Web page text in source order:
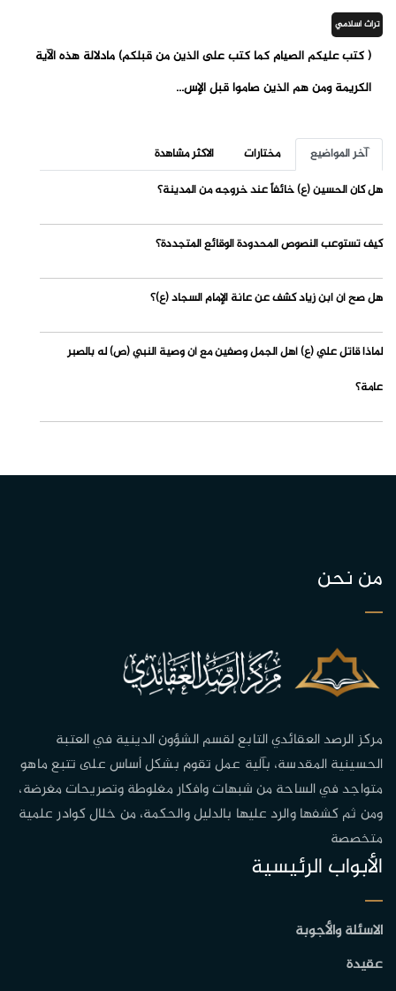
تراث اسلامي
( كتب عليكم الصيام كما كتب على الذين من قبلكم) مادلالة هذه الآية
الكريمة ومن هم الذين صاموا قبل الإس...
آخر المواضيع مختارات
الاكثر مشاهدة
هل كان الحسين (ع) خائفاً عند خروجه من المدينة؟
كيف تستوعب النصوص المحدودة الوقائع المتجددة؟
هل صح أن ابن زياد كشف عن عانة الإمام السجاد (ع)؟
لماذا قاتل علي (ع) أهل الجمل وصفين مع أن وصية النبي (ص) له بالصبر
عامة؟
من نحن
مركز الرصد العقائدي التابع لقسم الشؤون الدينية في العتبة
الحسينية المقدسة، بآلية عمل تقوم بشكل أساس على تتبع ماهو
متواجد في الساحة من شبهات وافكار مغلوطة وتصريحات مغرضة،
ومن ثم كشفها والرد عليها بالدليل والحكمة، من خلال كوادر علمية
متخصصة
الأبواب الرئيسية
الاسئلة والأجوبة
عقيدة